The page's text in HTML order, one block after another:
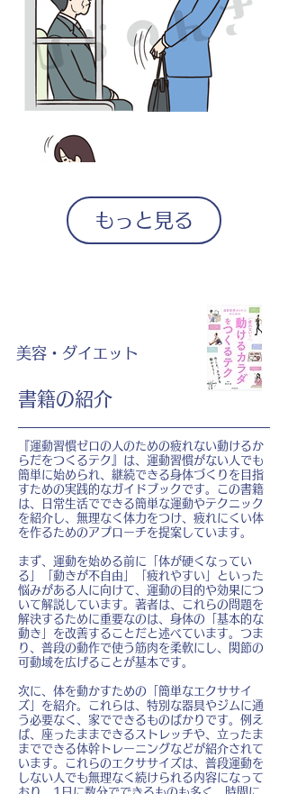
もっと見る
美容・ダイエット
書籍の紹介
『運動習慣ゼロの人のための疲れない動けるか
らだをつくるテク』は、運動習慣がない人でも
簡単に始められ、継続できる身体づくりを目指
すための実践的なガイドブックです。この書籍
は、日常生活でできる簡単な運動やテクニック
を紹介し、無理なく体力をつけ、疲れにくい体
を作るためのアプローチを提案しています。
まず、運動を始める前に「体が硬くなってい
る」「動きが不自由」「疲れやすい」といった
悩みがある人に向けて、運動の目的や効果につ
いて解説しています。著者は、これらの問題を
解決するために重要なのは、身体の「基本的な
動き」を改善することだと述べています。つま
り、普段の動作で使う筋肉を柔軟にし、関節の
可動域を広げることが基本です。
次に、体を動かすための「簡単なエクササイ
ズ」を紹介。これらは、特別な器具やジムに通
う必要なく、家でできるものばかりです。例え
ば、座ったままできるストレッチや、立ったま
までできる体幹トレーニングなどが紹介されて
います。これらのエクササイズは、普段運動を
しない人でも無理なく続けられる内容になって